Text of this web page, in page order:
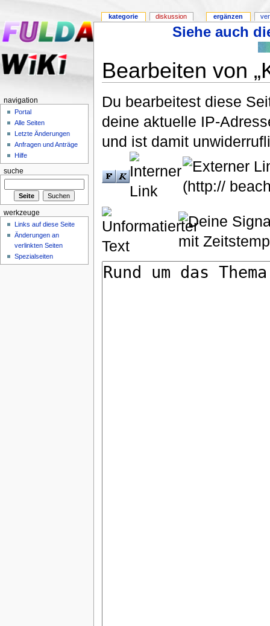
Siehe auch
Bearbeiten von
Du bearbeitest diese
deine aktuelle IP-
und ist damit
kategorie diskussion ergänzen
navigation
Portal
Alle Seiten
Letzte Änderungen
Anfragen und Anträge
Hilfe
suche
werkzeuge
Links auf diese Seite
Änderungen an
verlinkten Seiten
Spezialseiten